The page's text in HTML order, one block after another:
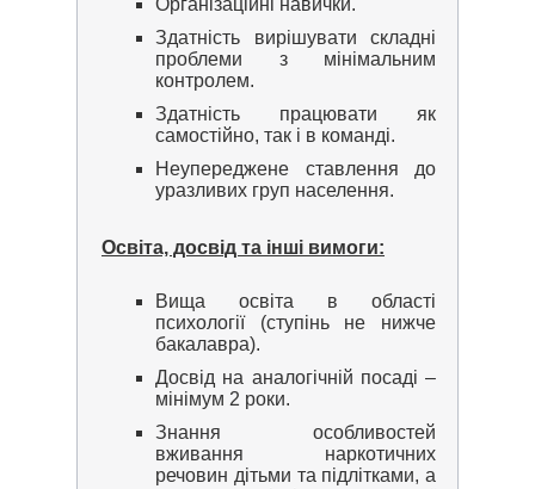
Здатність вирішувати складні
проблеми з мінімальним
контролем.
Здатність працювати як
самостійно, так і в команді.
Неупереджене ставлення до
уразливих груп населення.
Освіта, досвід та інші вимоги:
Вища освіта в області
психології (ступінь не нижче
бакалавра).
Досвід на аналогічній посаді –
мінімум 2 роки.
Знання особливостей
вживання наркотичних
речовин дітьми та підлітками, а